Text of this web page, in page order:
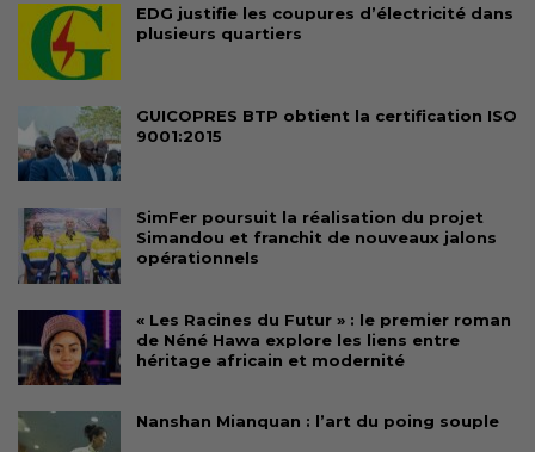
EDG justifie les coupures d’électricité dans
plusieurs quartiers
GUICOPRES BTP obtient la certification ISO
9001:2015
SimFer poursuit la réalisation du projet
Simandou et franchit de nouveaux jalons
opérationnels
« Les Racines du Futur » : le premier roman
de Néné Hawa explore les liens entre
héritage africain et modernité
Nanshan Mianquan : l’art du poing souple